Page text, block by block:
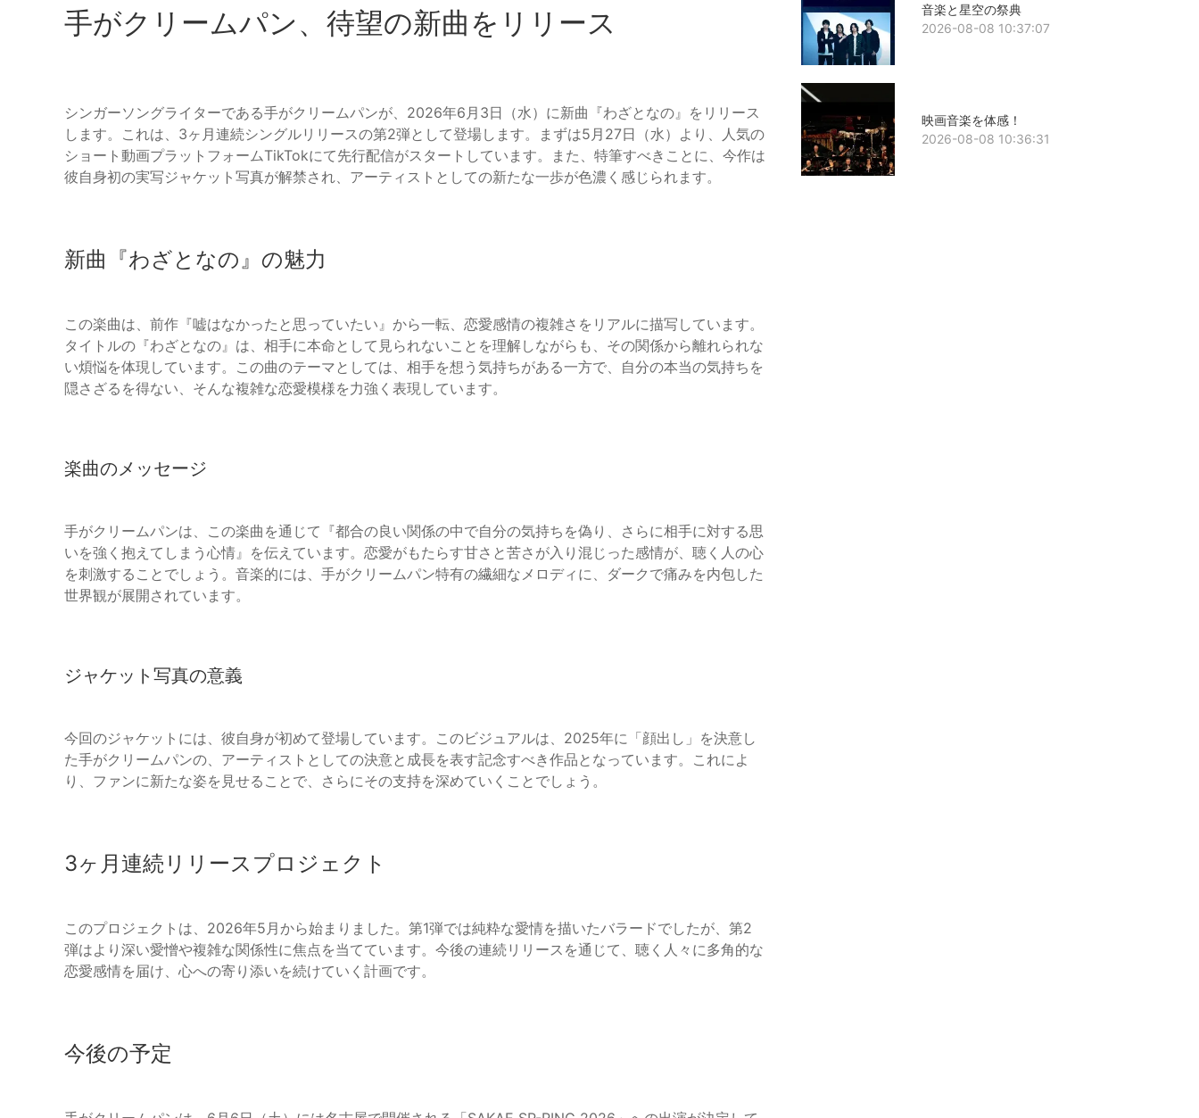
手がクリームパン、待望の新曲をリリース
シンガーソングライターである手がクリームパンが、2026年6月3日（水）に新曲『わざとなの』をリリース
します。これは、3ヶ月連続シングルリリースの第2弾として登場します。まずは5月27日（水）より、人気の
ショート動画プラットフォームTikTokにて先行配信がスタートしています。また、特筆すべきことに、今作は
彼自身初の実写ジャケット写真が解禁され、アーティストとしての新たな一歩が色濃く感じられます。
新曲『わざとなの』の魅力
この楽曲は、前作『嘘はなかったと思っていたい』から一転、恋愛感情の複雑さをリアルに描写しています。
タイトルの『わざとなの』は、相手に本命として見られないことを理解しながらも、その関係から離れられな
い煩悩を体現しています。この曲のテーマとしては、相手を想う気持ちがある一方で、自分の本当の気持ちを
隠さざるを得ない、そんな複雑な恋愛模様を力強く表現しています。
楽曲のメッセージ
手がクリームパンは、この楽曲を通じて『都合の良い関係の中で自分の気持ちを偽り、さらに相手に対する思
いを強く抱えてしまう心情』を伝えています。恋愛がもたらす甘さと苦さが入り混じった感情が、聴く人の心
を刺激することでしょう。音楽的には、手がクリームパン特有の繊細なメロディに、ダークで痛みを内包した
世界観が展開されています。
ジャケット写真の意義
今回のジャケットには、彼自身が初めて登場しています。このビジュアルは、2025年に「顔出し」を決意し
た手がクリームパンの、アーティストとしての決意と成長を表す記念すべき作品となっています。これによ
り、ファンに新たな姿を見せることで、さらにその支持を深めていくことでしょう。
3ヶ月連続リリースプロジェクト
このプロジェクトは、2026年5月から始まりました。第1弾では純粋な愛情を描いたバラードでしたが、第2
弾はより深い愛憎や複雑な関係性に焦点を当てています。今後の連続リリースを通じて、聴く人々に多角的な
恋愛感情を届け、心への寄り添いを続けていく計画です。
今後の予定
音楽と星空の祭典
2026-08-08 10:37:07
映画音楽を体感！
2026-08-08 10:36:31